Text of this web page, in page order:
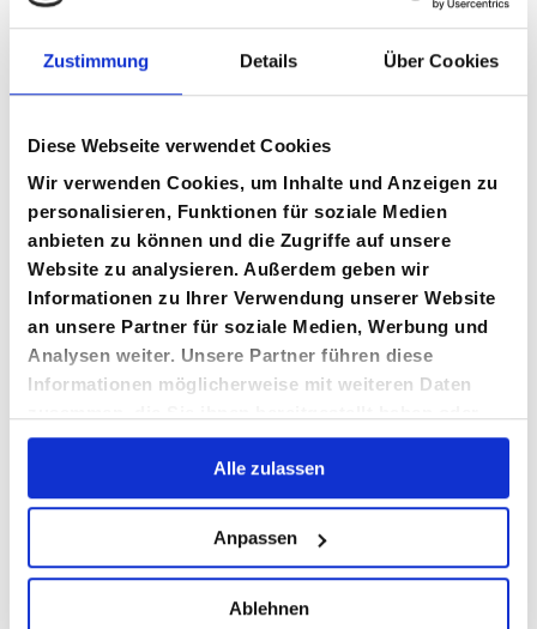
Zustimmung Details Über Cookies
Diese Webseite verwendet Cookies
Wir verwenden Cookies, um Inhalte und Anzeigen zu
personalisieren, Funktionen für soziale Medien
anbieten zu können und die Zugriffe auf unsere
Website zu analysieren. Außerdem geben wir
Informationen zu Ihrer Verwendung unserer Website
an unsere Partner für soziale Medien, Werbung und
Analysen weiter. Unsere Partner führen diese
Informationen möglicherweise mit weiteren Daten
die sie im Rahmen Ihrer Nutzung der Dienste
Alle zulassen
Anpassen
Ablehnen
Etiam mi nisl, maximus eu
tincidunt non, commodo
tempor dui placerat.
Integer id neque mollis,
mattis tellus in, aliquam
turpis. Mauris eu
sollicitudin risus, non
egestas augue. Vivamus
non rutrum eros. Nullam id
efficitur dui, et fringilla
urna. In vehicula non enim
nec porta. Praesent
facilisis eget neque